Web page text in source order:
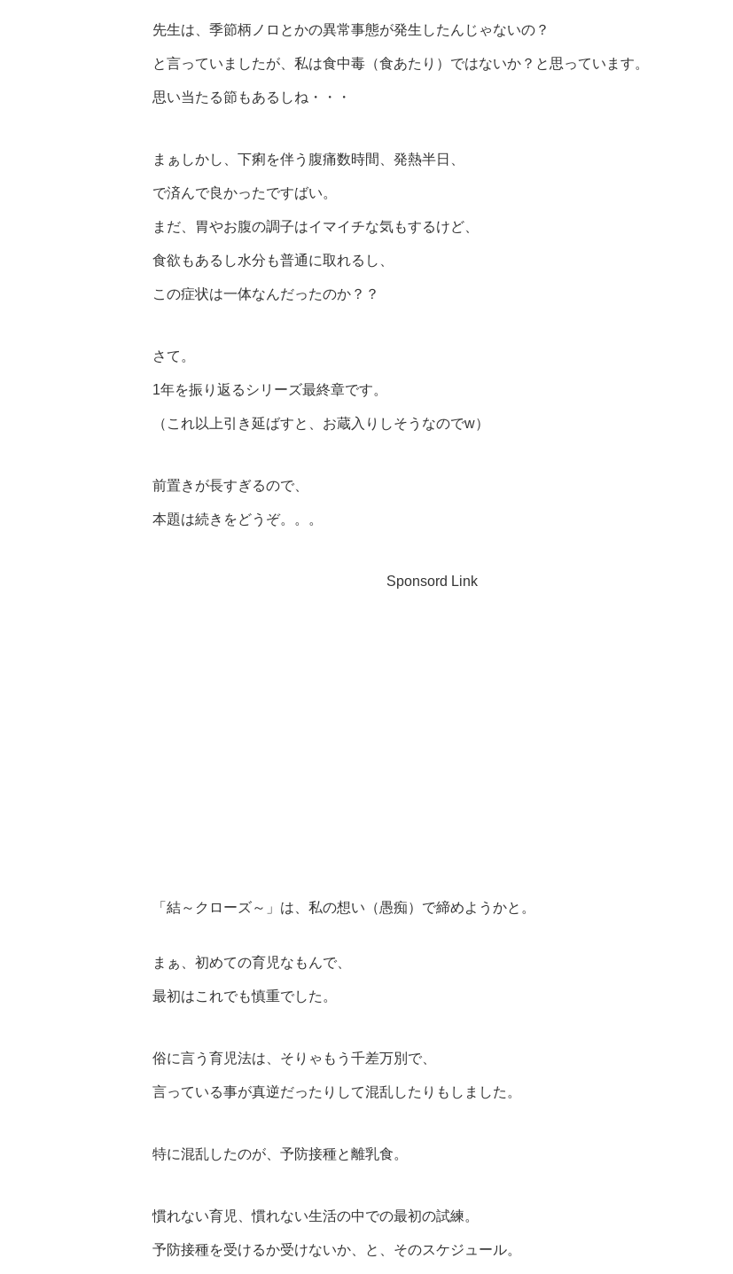
先生は、季節柄ノロとかの異常事態が発生したんじゃないの？
と言っていましたが、私は食中毒（食あたり）ではないか？と思っています。
思い当たる節もあるしね・・・
まぁしかし、下痢を伴う腹痛数時間、発熱半日、
で済んで良かったですばい。
まだ、胃やお腹の調子はイマイチな気もするけど、
食欲もあるし水分も普通に取れるし、
この症状は一体なんだったのか？？
さて。
1年を振り返るシリーズ最終章です。
（これ以上引き延ばすと、お蔵入りしそうなのでw）
前置きが長すぎるので、
本題は続きをどうぞ。。。
Sponsord Link
「結～クローズ～」は、私の想い（愚痴）で締めようかと。
まぁ、初めての育児なもんで、
最初はこれでも慎重でした。
俗に言う育児法は、そりゃもう千差万別で、
言っている事が真逆だったりして混乱したりもしました。
特に混乱したのが、予防接種と離乳食。
慣れない育児、慣れない生活の中での最初の試練。
予防接種を受けるか受けないか、と、そのスケジュール。